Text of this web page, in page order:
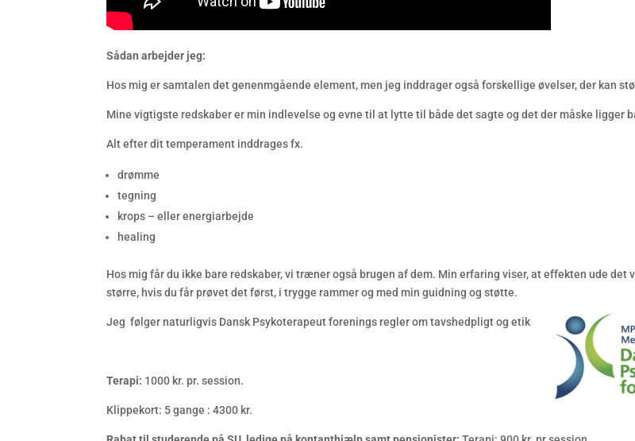
Sådan arbejder jeg:
Hos mig er samtalen det genenmgående element, men jeg inddrager også forskellige øvelser, der kan
Mine vigtigste redskaber er min indlevelse og evne til at lytte til både det sagte og det der måske ligger
Alt efter dit temperament inddrages fx.
drømme
tegning
krops – eller energiarbejde
healing
Hos mig får du ikke bare redskaber, vi træner også brugen af dem. Min erfaring viser, at effekten ude det
større, hvis du får prøvet det først, i trygge rammer og med min guidning og støtte.
Jeg følger naturligvis Dansk Psykoterapeut forenings regler om tavshedpligt og etik
Terapi: 1000 kr. pr. session.
Klippekort: 5 gange : 4300 kr.